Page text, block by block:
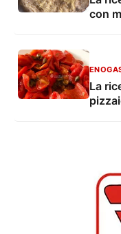
con
La